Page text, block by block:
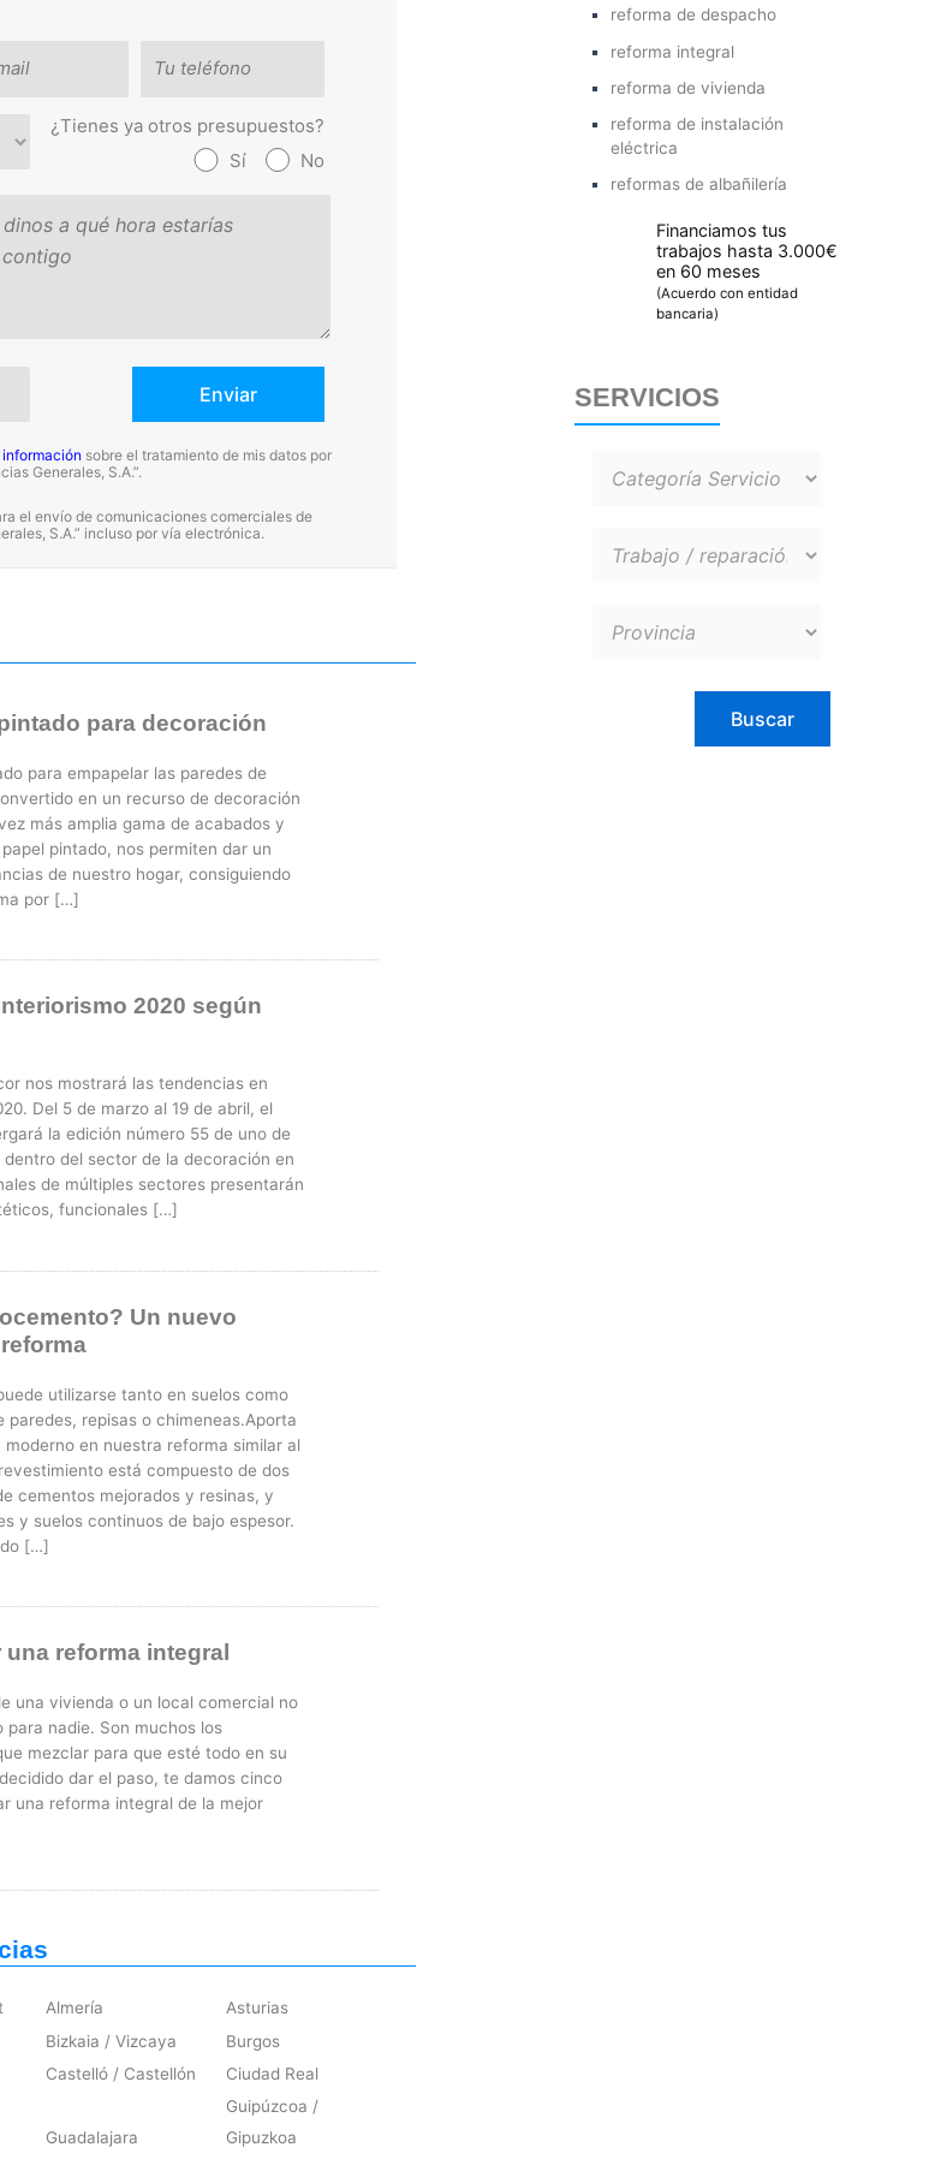
¿Tienes ya otros presupuestos?
Sí
No
sobre el tratamiento de mis datos por
Generales, S.A.”.
el envío de comunicaciones comerciales de
S.A.” incluso por vía electrónica.
para decoración
para empapelar las paredes de
en un recurso de decoración
más amplia gama de acabados y
pintado, nos permiten dar un
de nuestro hogar, consiguiendo
por […]
2020 según
nos mostrará las tendencias en
Del 5 de marzo al 19 de abril, el
la edición número 55 de uno de
del sector de la decoración en
de múltiples sectores presentarán
funcionales […]
Un nuevo
utilizarse tanto en suelos como
paredes, repisas o chimeneas.Aporta
en nuestra reforma similar al
está compuesto de dos
cementos mejorados y resinas, y
y suelos continuos de bajo espesor.
[…]
reforma integral
una vivienda o un local comercial no
para nadie. Son muchos los
mezclar para que esté todo en su
dar el paso, te damos cinco
una reforma integral de la mejor
Almería
Asturias
Bizkaia / Vizcaya
Burgos
Castelló / Castellón Ciudad Real
Guadalajara
Guipúzcoa /
Gipuzkoa
reforma de despacho
reforma integral
reforma de vivienda
reforma de instalación
eléctrica
reformas de albañilería
Financiamos tus
trabajos hasta 3.000€
en 60 meses
(Acuerdo con entidad
bancaria)
SERVICIOS